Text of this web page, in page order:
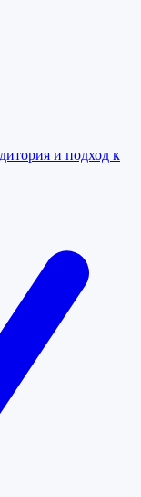
и подход к